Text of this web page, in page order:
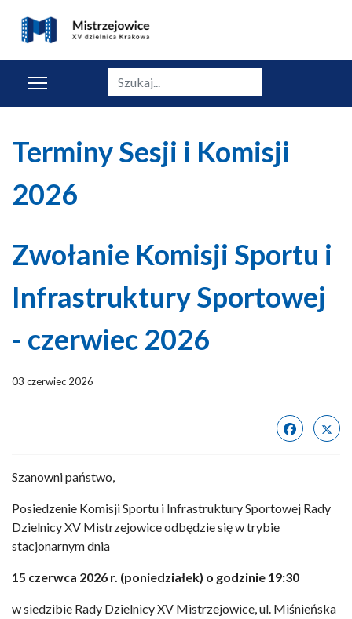
Szukaj
Terminy Sesji i Komisji
2026
Zwołanie Komisji Sportu i
Infrastruktury Sportowej
- czerwiec 2026
03 czerwiec 2026
Szanowni państwo,
Posiedzenie Komisji Sportu i Infrastruktury Sportowej Rady
Dzielnicy XV Mistrzejowice odbędzie się w trybie
stacjonarnym dnia
15 czerwca 2026 r. (poniedziałek) o godzinie 19:30
w siedzibie Rady Dzielnicy XV Mistrzejowice, ul. Miśnieńska